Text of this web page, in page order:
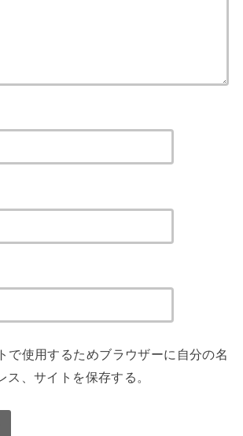
で使用するためブラウザーに自分の名
ス、サイトを保存する。